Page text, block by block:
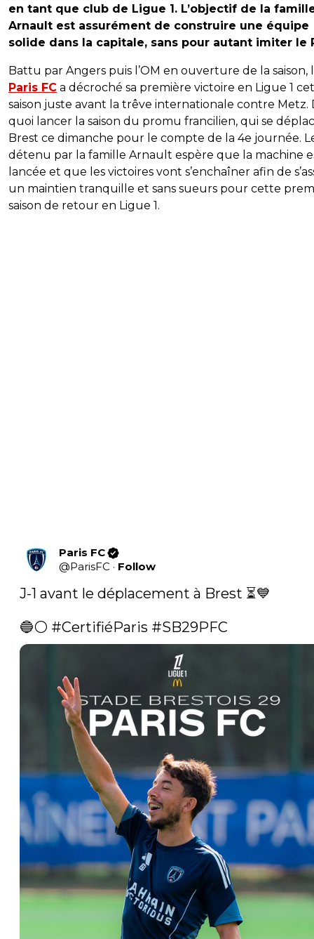
en tant que club de Ligue 1. L’objectif de la
Arnault est assurément de construire une équipe
solide dans la capitale, sans pour autant imiter le
Battu par Angers puis l’OM en ouverture de la saison,
Paris FC a décroché sa première victoire en Ligue 1
saison juste avant la trêve internationale contre Metz.
quoi lancer la saison du promu francilien, qui se
Brest ce dimanche pour le compte de la 4e journée.
détenu par la famille Arnault espère que la machine
lancée et que les victoires vont s’enchaîner afin de
un maintien tranquille et sans sueurs pour cette
saison de retour en Ligue 1.
Paris FC
@ParisFC · Follow
J-1 avant le déplacement à Brest ⏳💙
🔵⚪️ #CertifiéParis #SB29PFC